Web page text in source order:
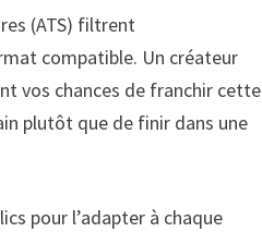
(ATS) filtrent
compatible. Un créateur
vos chances de franchir cette
plutôt que de finir dans une
pour l’adapter à chaque